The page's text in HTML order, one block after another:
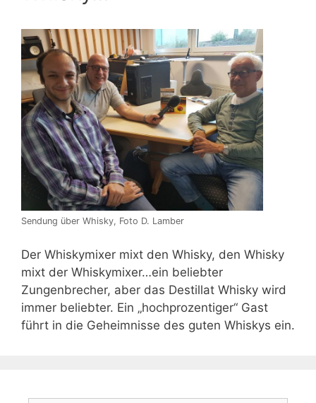
Sendung über Whisky, Foto D. Lamber
Der Whiskymixer mixt den Whisky, den Whisky
mixt der Whiskymixer…ein beliebter
Zungenbrecher, aber das Destillat Whisky wird
immer beliebter. Ein „hochprozentiger“ Gast
führt in die Geheimnisse des guten Whiskys ein.